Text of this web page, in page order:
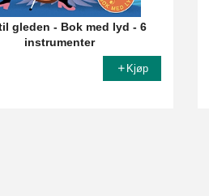
gleden - Bok med lyd - 6
instrumenter
Kjøp